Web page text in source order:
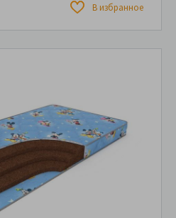
В избранное